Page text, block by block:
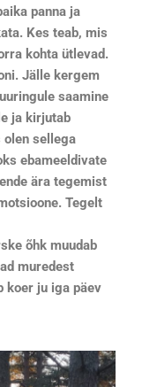
panna ja
Kes teab, mis
kohta ütlevad.
Jälle kergem
saamine
ja kirjutab
sellega
ebameeldivate
ära tegemist
Tegelt
õhk muudab
muredest
koer ju iga päev